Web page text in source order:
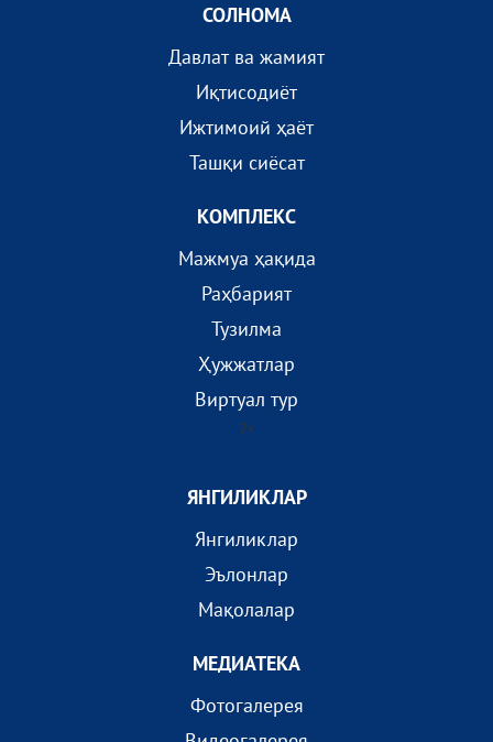
СОЛНОМА
Давлат ва жамият
Иқтисодиёт
Ижтимоий ҳаёт
Ташқи сиёсат
КОМПЛEКС
Мажмуа ҳақида
Раҳбарият
Тузилма
Ҳужжатлар
Виртуал тур
?>
ЯНГИЛИКЛАР
Янгиликлар
Эълонлар
Мақолалар
МEДИАТEКА
Фотогалерея